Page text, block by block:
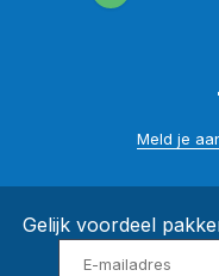
Meld je
Gelijk voordeel